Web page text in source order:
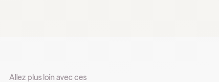
Allez plus loin avec ces